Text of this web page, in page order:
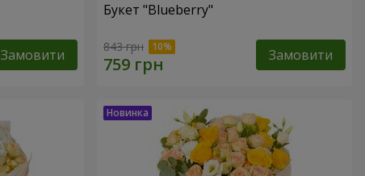
Замовити
Букет "Blueberry"
843 грн Замовити